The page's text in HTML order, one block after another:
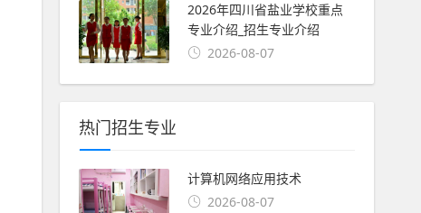
2026年四川省盐业学校重点
专业介绍_招生专业介绍
2026-08-07
热门招生专业
计算机网络应用技术
2026-08-07